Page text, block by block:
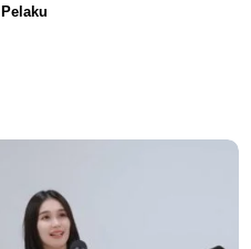
Pelaku